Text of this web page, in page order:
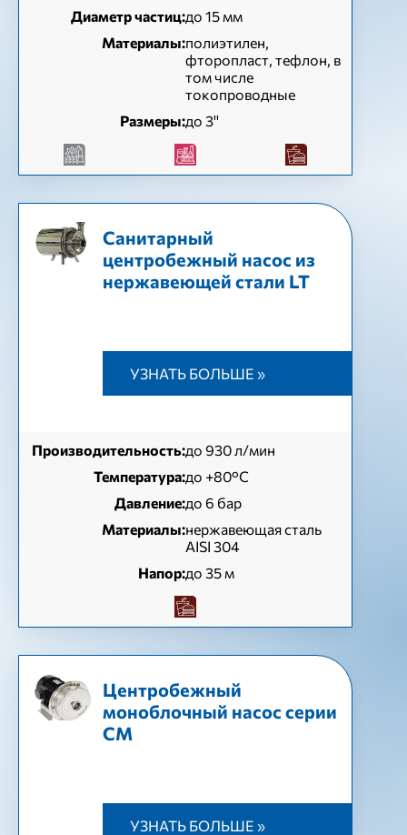
Диаметр частиц:до 15 мм
Материалы:полиэтилен,
фторопласт, тефлон, в
том числе
токопроводные
Размеры:до 3''
Санитарный
центробежный насос из
нержавеющей стали LT
УЗНАТЬ БОЛЬШЕ »
Производительность:до 930 л/мин
Температура:до +80°C
Давление:до 6 бар
Материалы:нержавеющая сталь
AISI 304
Напор:до 35 м
Центробежный
моноблочный насос серии
СМ
УЗНАТЬ БОЛЬШЕ »